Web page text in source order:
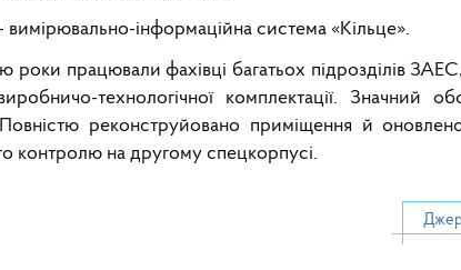
вимірювально-інформаційна система «Кільце».
працювали фахівці багатьох підрозділів
технологічної комплектації. Значний
реконструйовано приміщення й оновлено
контролю на другому спецкорпусі.